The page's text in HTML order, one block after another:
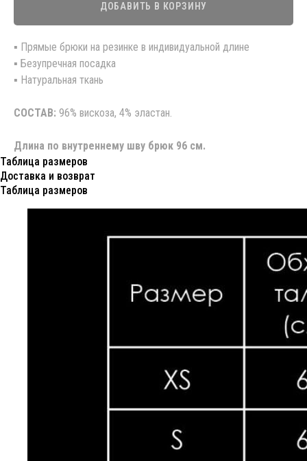
ДОБАВИТЬ В КОРЗИНУ
▪️ Прямые брюки на резинке в индивидуальной длине
▪️ Безупречная посадка
▪️ Натуральная ткань
СОСТАВ: 96% вискоза, 4% эластан.
Длина по внутреннему шву брюк 96 см.
Таблица размеров
Доставка и возврат
Таблица размеров